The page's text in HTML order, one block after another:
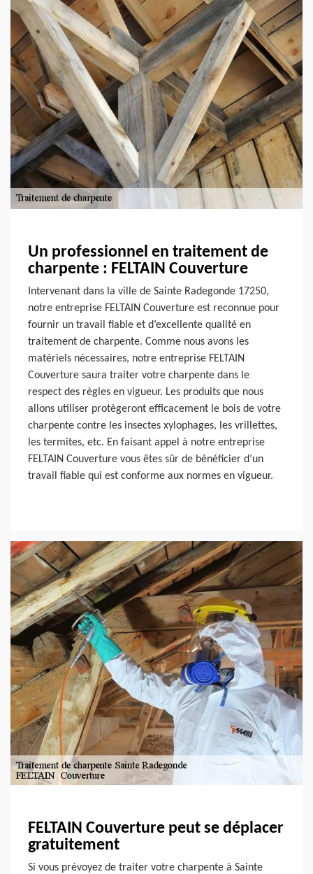
Un professionnel en traitement de
charpente : FELTAIN Couverture
Intervenant dans la ville de Sainte Radegonde 17250,
notre entreprise FELTAIN Couverture est reconnue pour
fournir un travail fiable et d’excellente qualité en
traitement de charpente. Comme nous avons les
matériels nécessaires, notre entreprise FELTAIN
Couverture saura traiter votre charpente dans le
respect des règles en vigueur. Les produits que nous
allons utiliser protègeront efficacement le bois de votre
charpente contre les insectes xylophages, les vrillettes,
les termites, etc. En faisant appel à notre entreprise
FELTAIN Couverture vous êtes sûr de bénéficier d’un
travail fiable qui est conforme aux normes en vigueur.
FELTAIN Couverture peut se déplacer
gratuitement
Si vous prévoyez de traiter votre charpente à Sainte